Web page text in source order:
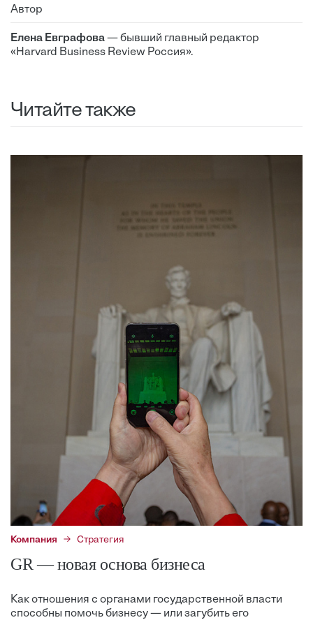
Автор
Елена Евграфова— бывший главный редактор
«Harvard Business Review Россия».
Читайте также
Компания Стратегия
GR — новая основа бизнеса
Как отношения с органами государственной власти
способны помочь бизнесу — или загубить его